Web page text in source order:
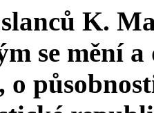
K.
se mění
o